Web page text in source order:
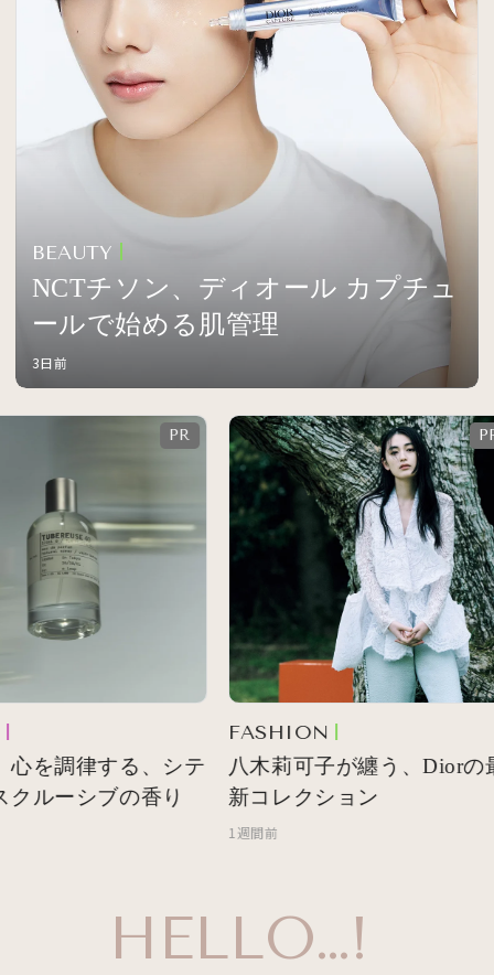
BEAUTY
NCTチソン、ディオール カプチュ
ールで始める肌管理
3日前
HELLO…!
を調律する、シテ
ルーシブの香り
FASHION
八木莉可子が纏う、Diorの最
新コレクション
1週間前